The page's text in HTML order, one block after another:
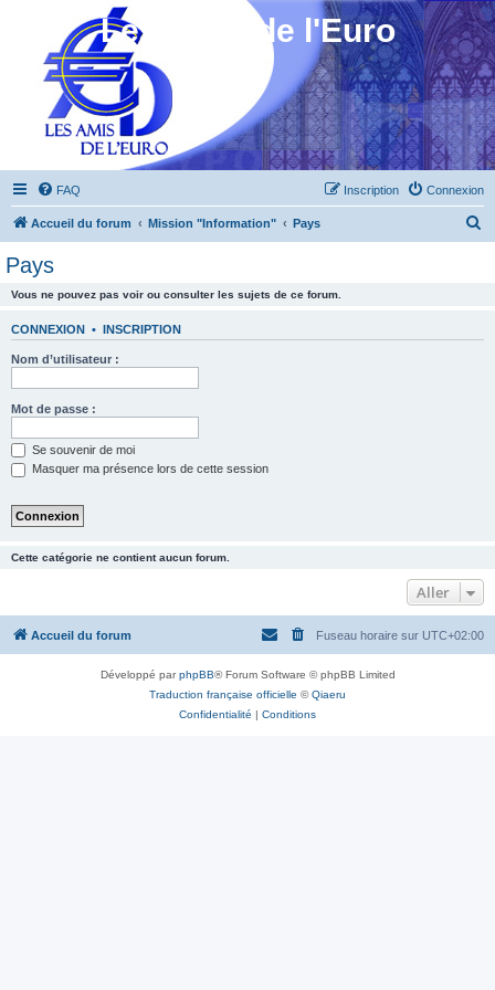
Les Amis de l'Euro
FAQ Connexion
Inscription
Accueil du forum Mission "Information" Pays
Pays
Vous ne pouvez pas voir ou consulter les sujets de ce forum.
CONNEXION • INSCRIPTION
Nom d’utilisateur :
Mot de passe :
Se souvenir de moi
Masquer ma présence lors de cette session
Cette catégorie ne contient aucun forum.
Aller
Accueil du forum Fuseau horaire sur UTC+02:00
Développé parphpBB® Forum Software © phpBB Limited
Traduction française officielle ©Qiaeru
Confidentialité | Conditions